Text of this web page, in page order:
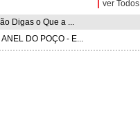
| ver Todos
Digas o Que a ...
ANEL DO POÇO - E...